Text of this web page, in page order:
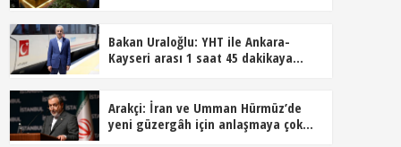
Bakan Uraloğlu: YHT ile Ankara-
Kayseri arası 1 saat 45 dakikaya
Arakçi: İran ve Umman Hürmüz’de
yeni güzergâh için anlaşmaya çok